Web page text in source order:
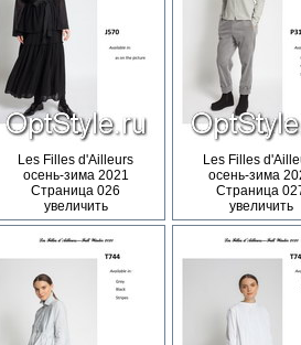
Les Filles d'Ailleurs
осень-зима 2021
Страница 026
увеличить
Les Filles
осень-зима
Страница
увеличить